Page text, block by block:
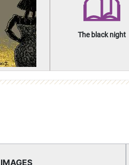
The black night
IMAGES